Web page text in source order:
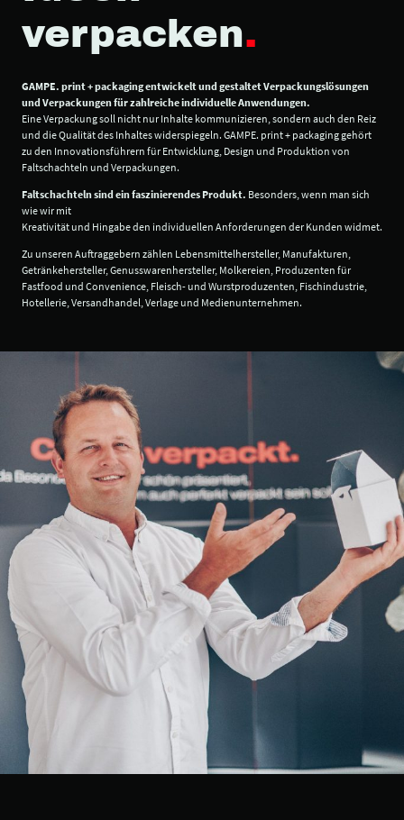
verpacken.
GAMPE. print + packaging entwickelt und gestaltet Verpackungslösungen
und Verpackungen für zahlreiche individuelle Anwendungen.
Eine Verpackung soll nicht nur Inhalte kommunizieren, sondern auch den Reiz
und die Qualität des Inhaltes widerspiegeln. GAMPE. print + packaging gehört
zu den Innovationsführern für Entwicklung, Design und Produktion von
Faltschachteln und Verpackungen.
Faltschachteln sind ein faszinierendes Produkt. Besonders, wenn man sich
wie wir mit
Kreativität und Hingabe den individuellen Anforderungen der Kunden widmet.
Zu unseren Auftraggebern zählen Lebensmittelhersteller, Manufakturen,
Getränkehersteller, Genusswarenhersteller, Molkereien, Produzenten für
Fastfood und Convenience, Fleisch- und Wurstproduzenten, Fischindustrie,
Hotellerie, Versandhandel, Verlage und Medienunternehmen.